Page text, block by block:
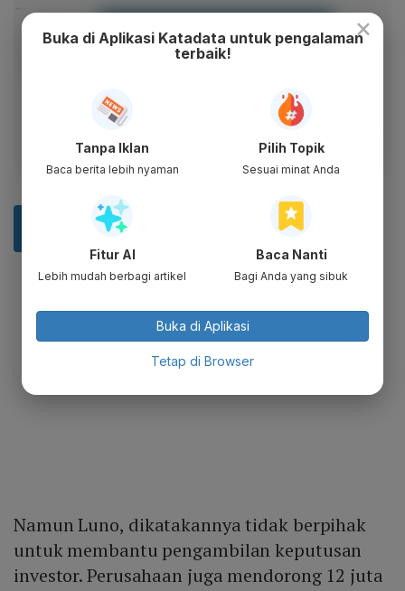
Namun Luno, dikatakannya tidak berpihak
untuk membantu pengambilan keputusan
investor. Perusahaan juga mendorong 12 juta
×
Buka di Aplikasi Katadata untuk pengalaman
terbaik!
Tanpa Iklan
Baca berita lebih nyaman
Pilih Topik
Sesuai minat Anda
Fitur AI
Lebih mudah berbagi artikel
Baca Nanti
Bagi Anda yang sibuk
Buka di Aplikasi
Tetap di Browser